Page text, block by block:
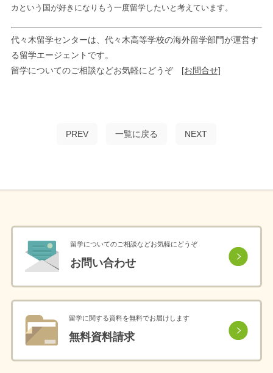
カという国が好きになりもう一度留学したいと考えています。
代々木留学センターは、代々木高等学校の海外留学部門が運営す
る留学エージェントです。
留学についてのご相談などお気軽にどうぞ [お問合せ]
PREV 一覧に戻る NEXT
留学についてのご相談などお気軽にどうぞ
お問い合わせ
留学に関する資料を無料でお届けします
無料資料請求